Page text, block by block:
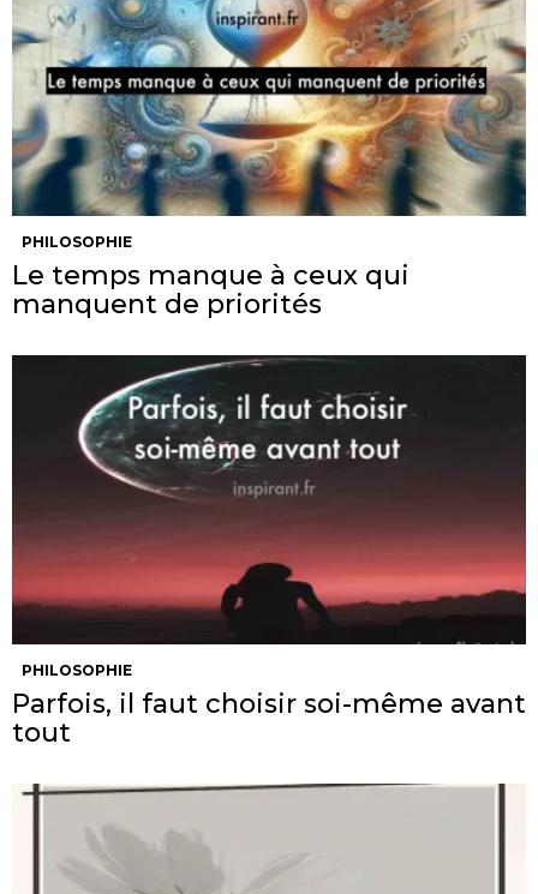
PHILOSOPHIE
Le temps manque à ceux qui
manquent de priorités
PHILOSOPHIE
Parfois, il faut choisir soi-même avant
tout